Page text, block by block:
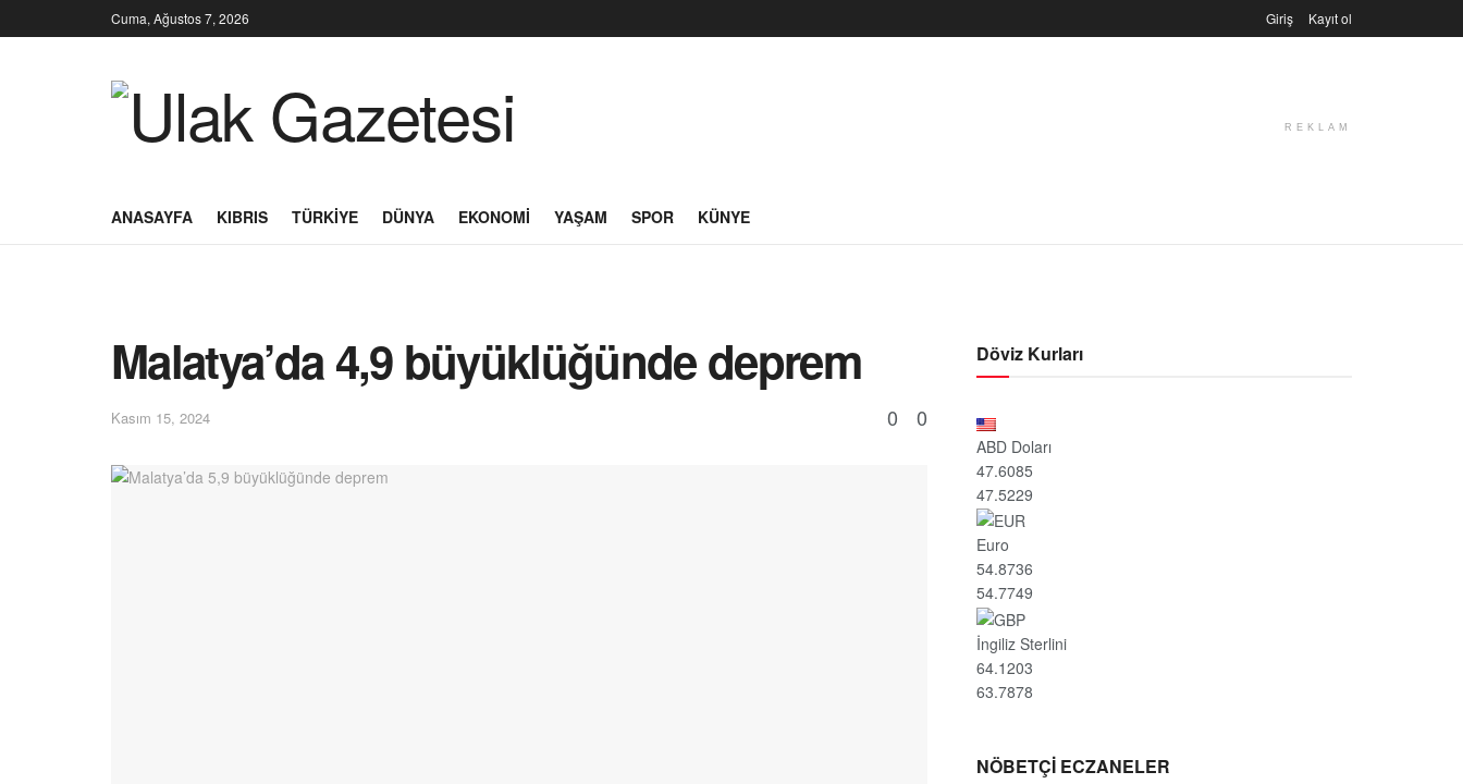
Cuma, Ağustos 7, 2026 Giriş Kayıt ol
REKLAM
ANASAYFA KIBRIS TÜRKIYE DÜNYA EKONOMI YAŞAM SPOR KÜNYE
Malatya’da 4,9 büyüklüğünde deprem
Kasım 15, 2024 0 0
Döviz Kurları
ABD Doları
47.6085
47.5229
Euro
54.8736
54.7749
İngiliz Sterlini
64.1203
63.7878
NÖBETÇİ ECZANELER